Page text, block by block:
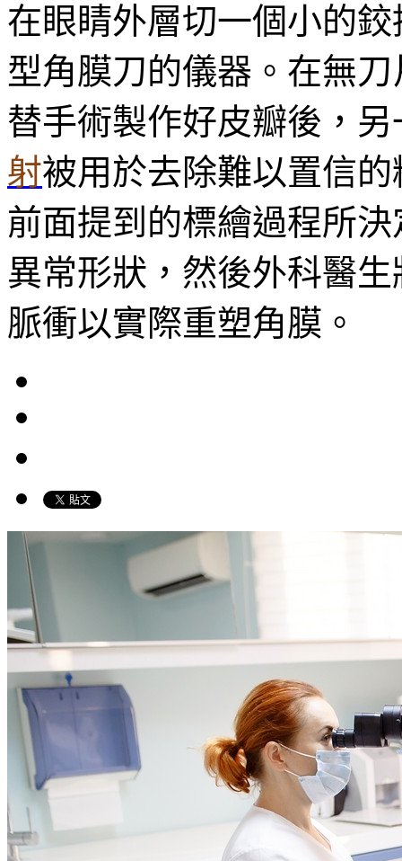
在眼睛外層切一個小的
型角膜刀的儀器。在無
替手術製作好皮瓣後，
射被用於去除難以置信
前面提到的標繪過程所
異常形狀，然後外科醫
脈衝以實際重塑角膜。